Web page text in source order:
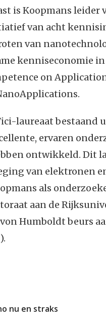
is Koopmans
van acht
van
kenniseconomie
on
laureaat bestaand
ervaren
ontwikkeld. Dit
van elektronen
als
aan de
Humboldt beurs
nu en straks